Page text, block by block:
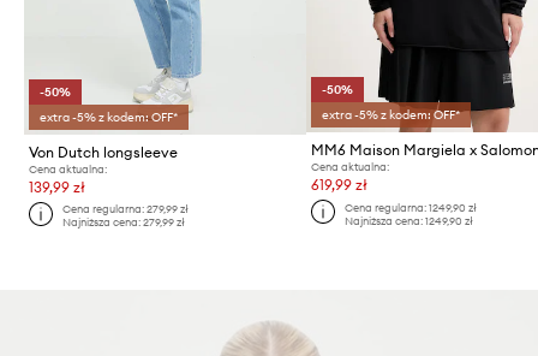
-50%
extra -5% z kodem: OFF*
Von Dutch longsleeve
Cena aktualna:
139,99 zł
Cena regularna:279,99 zł
Najniższa cena:279,99 zł
-50%
extra -5% z kodem: OFF*
Cena aktualna:
619,99 zł
Cena regularna: 1249,90 zł
Najniższa cena: 1249,90 zł